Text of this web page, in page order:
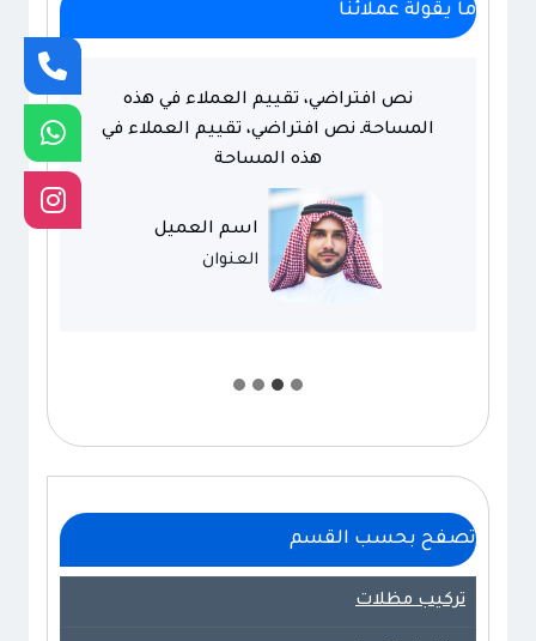
ما يقولة عملائنا
نص افتراضي، تقييم العملاء في هذه
المساحةـ نص افتراضي، تقييم العملاء في
هذه المساحة
اسم العميل
العنوان
تصفح بحسب القسم
تركيب مظلات